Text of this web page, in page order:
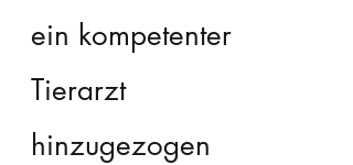
ein kompetenter
Tierarzt
hinzugezogen